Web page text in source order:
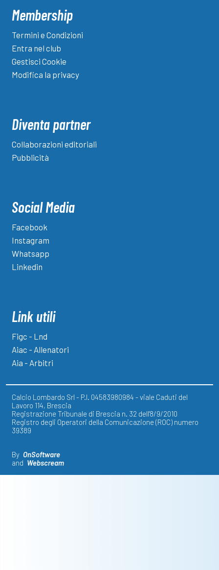
Membership
Termini e Condizioni
Entra nel club
Gestisci Cookie
Modifica la privacy
Diventa partner
Collaborazioni editoriali
Pubblicità
Social Media
Facebook
Instagram
Whatsapp
Linkedin
Link utili
Figc - Lnd
Aiac - Allenatori
Aia - Arbitri
Calcio Lombardo Srl - P.I. 04583980984 - viale Caduti del
Lavoro 114, Brescia
Registrazione Tribunale di Brescia n. 32 dell'8/9/2010
Registro degli Operatori della Comunicazione (ROC) numero
39389
By OnSoftware
and Webscream